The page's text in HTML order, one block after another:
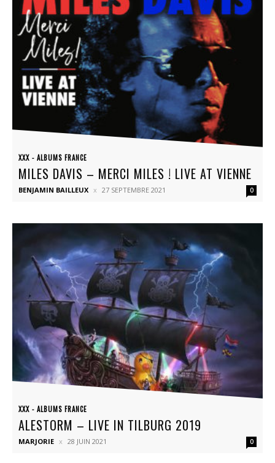
XXX - ALBUMS FRANCE
MILES DAVIS – MERCI MILES ! LIVE AT VIENNE
BENJAMIN BAILLEUX 27 SEPTEMBRE 2021 0
XXX - ALBUMS FRANCE
ALESTORM – LIVE IN TILBURG 2019
MARJORIE 28 JUIN 2021 0